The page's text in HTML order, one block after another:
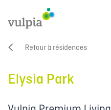
Retour à résidences
Elysia Park